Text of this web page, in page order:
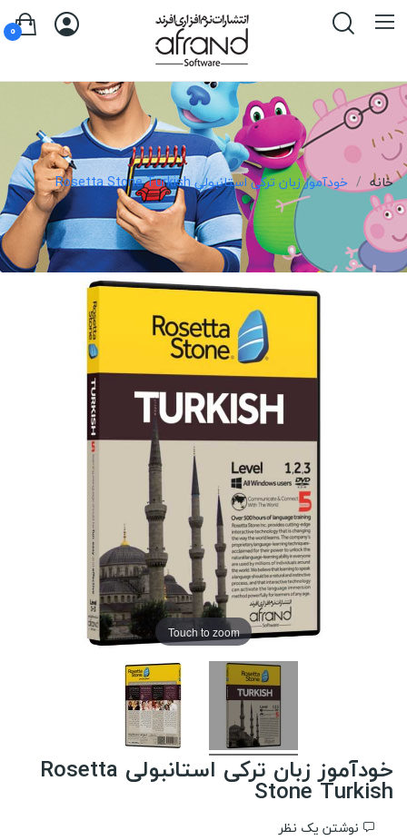
0
خانه خودآموز زبان ترکی استانبولی Rosetta Stone Turkish
Touch to zoom
خودآموز زبان ترکی استانبولی Rosetta
Stone Turkish
نوشتن یک نظر